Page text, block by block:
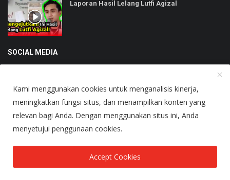
Laporan Hasil Lelang Lutfi Agizal
SOCIAL MEDIA
Copyright © 2025 Heboh - All Rights Reserved.
About Us Terms & Conditions
Kami menggunakan cookies untuk menganalisis kinerja,
meningkatkan fungsi situs, dan menampilkan konten yang
relevan bagi Anda. Dengan menggunakan situs ini, Anda
menyetujui penggunaan cookies.
Accept Cookies